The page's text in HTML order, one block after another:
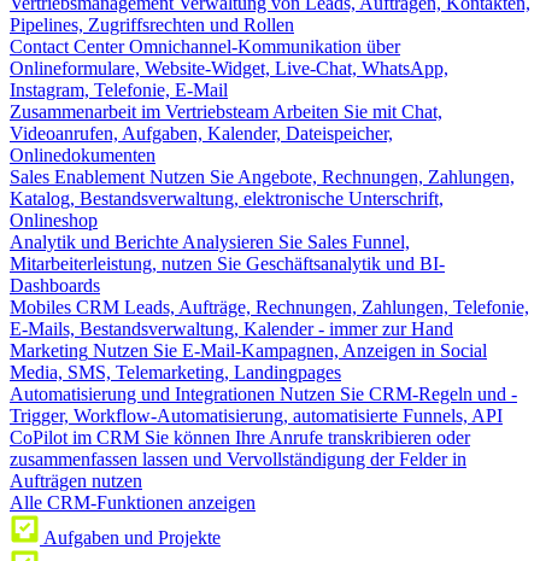
Pipelines, Zugriffsrechten und Rollen
Contact Center Omnichannel-Kommunikation über
Onlineformulare, Website-Widget, Live-Chat, WhatsApp,
Instagram, Telefonie, E-Mail
Zusammenarbeit im Vertriebsteam Arbeiten Sie mit Chat,
Videoanrufen, Aufgaben, Kalender, Dateispeicher,
Onlinedokumenten
Sales Enablement Nutzen Sie Angebote, Rechnungen, Zahlungen,
Katalog, Bestandsverwaltung, elektronische Unterschrift,
Onlineshop
Analytik und Berichte Analysieren Sie Sales Funnel,
Mitarbeiterleistung, nutzen Sie Geschäftsanalytik und BI-
Dashboards
Mobiles CRM Leads, Aufträge, Rechnungen, Zahlungen, Telefonie,
E-Mails, Bestandsverwaltung, Kalender - immer zur Hand
Marketing Nutzen Sie E-Mail-Kampagnen, Anzeigen in Social
Media, SMS, Telemarketing, Landingpages
Automatisierung und Integrationen Nutzen Sie CRM-Regeln und -
Trigger, Workflow-Automatisierung, automatisierte Funnels, API
CoPilot im CRM Sie können Ihre Anrufe transkribieren oder
zusammenfassen lassen und Vervollständigung der Felder in
Aufträgen nutzen
Alle CRM-Funktionen anzeigen
Aufgaben und Projekte